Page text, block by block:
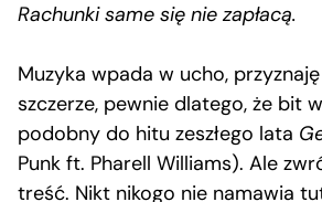
Rachunki same się nie zapłacą.
Muzyka wpada w ucho, przyznaję
szczerze, pewnie dlatego, że bit
podobny do hitu zeszłego lata
Punk ft. Pharell Williams). Ale
treść. Nikt nikogo nie namawia